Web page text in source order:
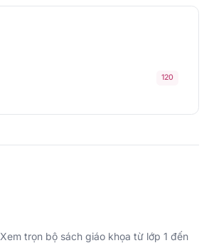
120
trọn bộ sách giáo khọa từ lớp 1 đến